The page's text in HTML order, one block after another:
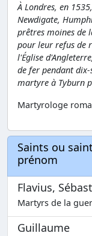
À Londres, en
Newdigate,
prêtres moines de
pour leur refus de
l'Église
de fer pendant
martyre à Tyburn
Martyrologe
Saints ou
prénom
Flavius,
Martyrs de la
Guillaume